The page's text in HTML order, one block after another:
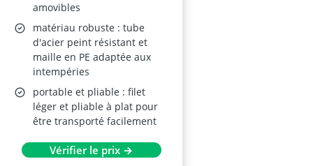
amovibles
matériau robuste : tube
d'acier peint résistant et
maille en PE adaptée aux
intempéries
portable et pliable : filet
léger et pliable à plat pour
être transporté facilement
Vérifier le prix →